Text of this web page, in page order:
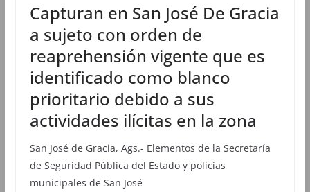
Capturan en San José De Gracia
a sujeto con orden de
reaprehensión vigente que es
identificado como blanco
prioritario debido a sus
actividades ilícitas en la zona
San José de Gracia, Ags.- Elementos de la Secretaría
de Seguridad Pública del Estado y policías
municipales de San José